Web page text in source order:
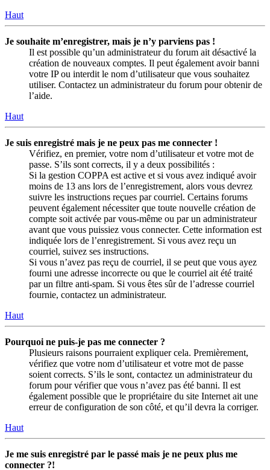
Haut
Je souhaite m’enregistrer, mais je n’y parviens pas !
Il est possible qu’un administrateur du forum ait désactivé la
création de nouveaux comptes. Il peut également avoir banni
votre IP ou interdit le nom d’utilisateur que vous souhaitez
utiliser. Contactez un administrateur du forum pour obtenir de
l’aide.
Haut
Je suis enregistré mais je ne peux pas me connecter !
Vérifiez, en premier, votre nom d’utilisateur et votre mot de
passe. S’ils sont corrects, il y a deux possibilités :
Si la gestion COPPA est active et si vous avez indiqué avoir
moins de 13 ans lors de l’enregistrement, alors vous devrez
suivre les instructions reçues par courriel. Certains forums
peuvent également nécessiter que toute nouvelle création de
compte soit activée par vous-même ou par un administrateur
avant que vous puissiez vous connecter. Cette information est
indiquée lors de l’enregistrement. Si vous avez reçu un
courriel, suivez ses instructions.
Si vous n’avez pas reçu de courriel, il se peut que vous ayez
fourni une adresse incorrecte ou que le courriel ait été traité
par un filtre anti-spam. Si vous êtes sûr de l’adresse courriel
fournie, contactez un administrateur.
Haut
Pourquoi ne puis-je pas me connecter ?
Plusieurs raisons pourraient expliquer cela. Premièrement,
vérifiez que votre nom d’utilisateur et votre mot de passe
soient corrects. S’ils le sont, contactez un administrateur du
forum pour vérifier que vous n’avez pas été banni. Il est
également possible que le propriétaire du site Internet ait une
erreur de configuration de son côté, et qu’il devra la corriger.
Haut
Je me suis enregistré par le passé mais je ne peux plus me
connecter ?!